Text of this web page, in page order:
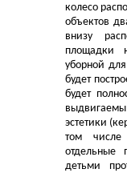
колесо
объектов
внизу
площадки
уборной
будет
будет
эстетики
том числе
отдельные
детьми